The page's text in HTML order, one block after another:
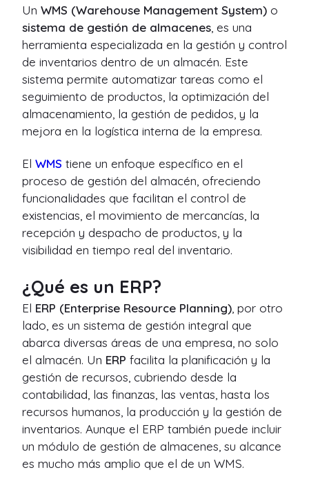
Un WMS (Warehouse Management System) o
sistema de gestión de almacenes , es una
herramienta especializada en la gestión y control
de inventarios dentro de un almacén. Este
sistema permite automatizar tareas como el
seguimiento de productos, la optimización del
almacenamiento, la gestión de pedidos, y la
mejora en la logística interna de la empresa.
El WMS tiene un enfoque específico en el
proceso de gestión del almacén, ofreciendo
funcionalidades que facilitan el control de
existencias, el movimiento de mercancías, la
recepción y despacho de productos, y la
visibilidad en tiempo real del inventario.
¿Qué es un ERP?
El ERP (Enterprise Resource Planning) , por otro
lado, es un sistema de gestión integral que
abarca diversas áreas de una empresa, no solo
el almacén. Un ERP facilita la planificación y la
gestión de recursos, cubriendo desde la
contabilidad, las finanzas, las ventas, hasta los
recursos humanos, la producción y la gestión de
inventarios. Aunque el ERP también puede incluir
un módulo de gestión de almacenes, su alcance
es mucho más amplio que el de un WMS.